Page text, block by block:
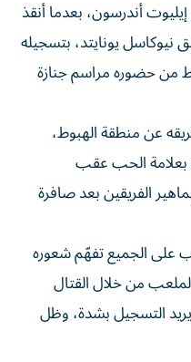
أندرسون، بعدما أنقذ
نيوكاسل يونايتد، بتسجيله
يومين فقط من حضوره مراسم جنازة
عن منطقة الهبوط،
بعلامة الحب عقب
الفريقين بعد صافرة
الصعب على الجميع تفهّم شعوره
من خلال القتال
التسجيل بشدة، وظل